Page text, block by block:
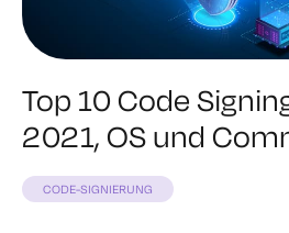
Top 10 Code
2021, OS und
CODE-SIGNIERUNG